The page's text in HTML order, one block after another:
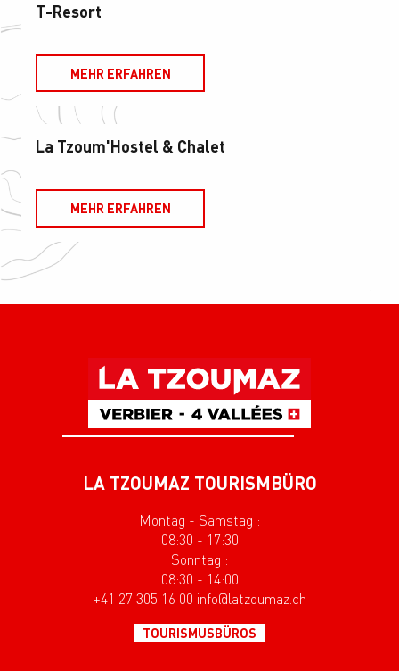
T-Resort
MEHR ERFAHREN
La Tzoum'Hostel & Chalet
MEHR ERFAHREN
LA TZOUMAZ TOURISMBÜRO
Montag - Samstag :
08:30 - 17:30
Sonntag :
08:30 - 14:00
+41 27 305 16 00 info@latzoumaz.ch
TOURISMUSBÜROS